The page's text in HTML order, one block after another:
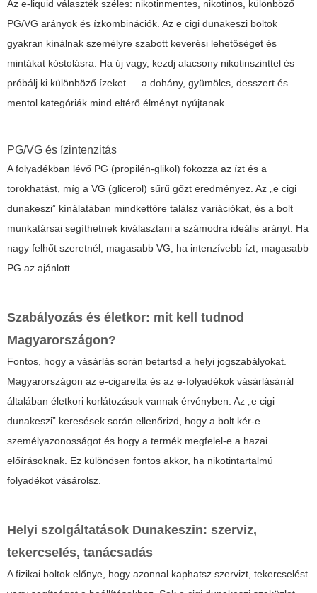
Az e-liquid választék széles: nikotinmentes, nikotinos, különböző
PG/VG arányok és ízkombinációk. Az e cigi dunakeszi boltok
gyakran kínálnak személyre szabott keverési lehetőséget és
mintákat kóstolásra. Ha új vagy, kezdj alacsony nikotinszinttel és
próbálj ki különböző ízeket — a dohány, gyümölcs, desszert és
mentol kategóriák mind eltérő élményt nyújtanak.
PG/VG és ízintenzitás
A folyadékban lévő PG (propilén-glikol) fokozza az ízt és a
torokhatást, míg a VG (glicerol) sűrű gőzt eredményez. Az „e cigi
dunakeszi” kínálatában mindkettőre találsz variációkat, és a bolt
munkatársai segíthetnek kiválasztani a számodra ideális arányt. Ha
nagy felhőt szeretnél, magasabb VG; ha intenzívebb ízt, magasabb
PG az ajánlott.
Szabályozás és életkor: mit kell tudnod
Magyarországon?
Fontos, hogy a vásárlás során betartsd a helyi jogszabályokat.
Magyarországon az e-cigaretta és az e-folyadékok vásárlásánál
általában életkori korlátozások vannak érvényben. Az „e cigi
dunakeszi” keresések során ellenőrizd, hogy a bolt kér-e
személyazonosságot és hogy a termék megfelel-e a hazai
előírásoknak. Ez különösen fontos akkor, ha nikotintartalmú
folyadékot vásárolsz.
Helyi szolgáltatások Dunakeszin: szerviz,
tekercselés, tanácsadás
A fizikai boltok előnye, hogy azonnal kaphatsz szervizt, tekercselést